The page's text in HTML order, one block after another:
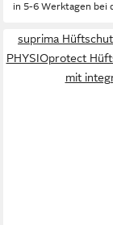
in 5-6 Werktagen bei
suprima
PHYSIOprotect
mit